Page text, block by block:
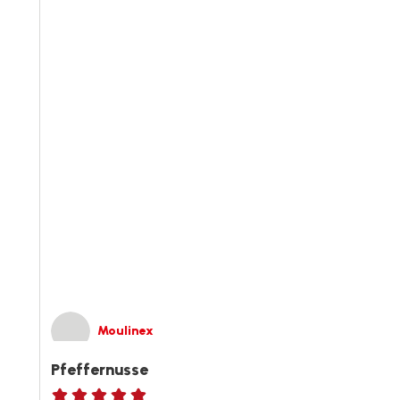
Moulinex
Pfeffernusse